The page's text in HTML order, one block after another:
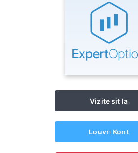
Vizite sit la
Louvri Kont